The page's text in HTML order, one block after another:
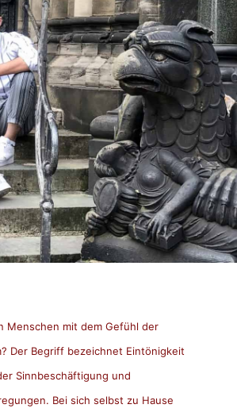
Menschen mit dem Gefühl der
Der Begriff bezeichnet Eintönigkeit
Sinnbeschäftigung und
Bei sich selbst zu Hause